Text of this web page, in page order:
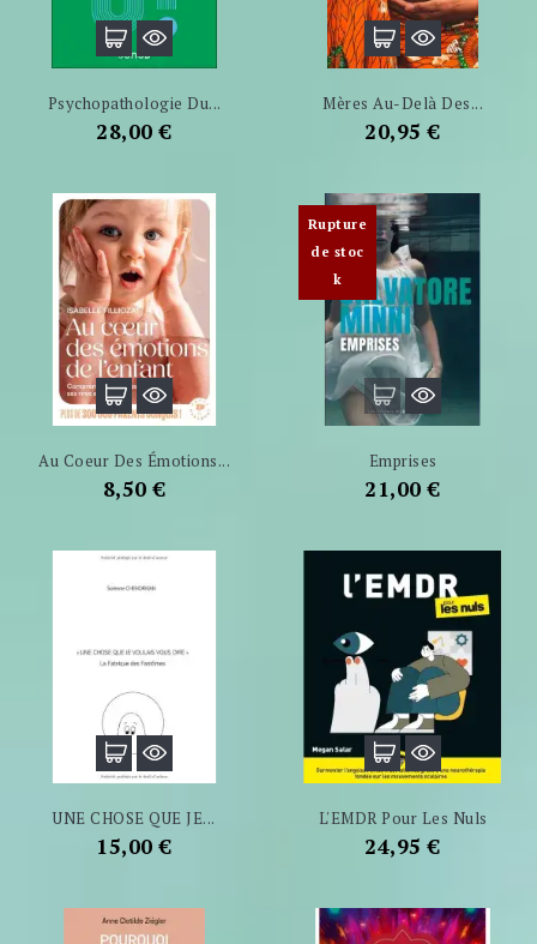
Psychopathologie Du...
Prix
28,00 €
Mères Au-Delà Des...
Prix
20,95 €
Au Coeur Des Émotions...
Prix
8,50 €
Rupture
de stoc
k
Emprises
Prix
21,00 €
UNE CHOSE QUE JE...
Prix
15,00 €
L'EMDR Pour Les Nuls
Prix
24,95 €